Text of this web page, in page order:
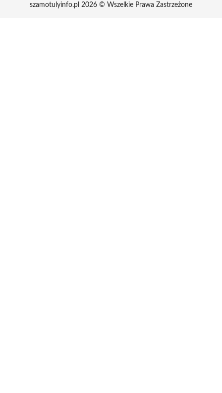
szamotulyinfo.pl 2026 © Wszelkie Prawa Zastrzeżone